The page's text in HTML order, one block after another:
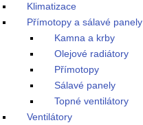
Klimatizace
Přímotopy a sálavé panely
Kamna a krby
Olejové radiátory
Přímotopy
Sálavé panely
Topné ventilátory
Ventilátory